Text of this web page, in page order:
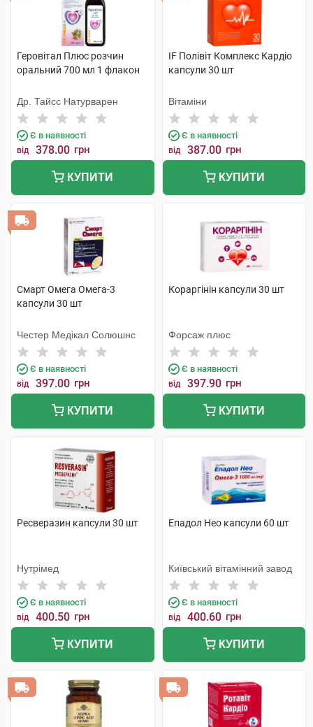
Геровітал Плюс розчин
оральний 700 мл 1 флакон
Др. Тайсс Натурварен
Є в наявності
від 378.00 грн
КУПИТИ
IF Полівіт Комплекс Кардіо
капсули 30 шт
Вітаміни
Є в наявності
від 387.00 грн
КУПИТИ
Смарт Омега Омега-3
капсули 30 шт
Честер Медікал Солюшнс
Є в наявності
від 397.00 грн
КУПИТИ
Кораргінін капсули 30 шт
Форсаж плюс
Є в наявності
від 397.90 грн
КУПИТИ
Ресверазин капсули 30 шт
Нутрімед
Є в наявності
від 400.50 грн
КУПИТИ
Епадол Нео капсули 60 шт
Київський вітамінний завод
Є в наявності
від 400.60 грн
КУПИТИ